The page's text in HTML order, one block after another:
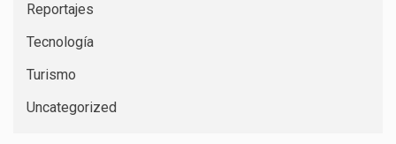
Reportajes
Tecnología
Turismo
Uncategorized